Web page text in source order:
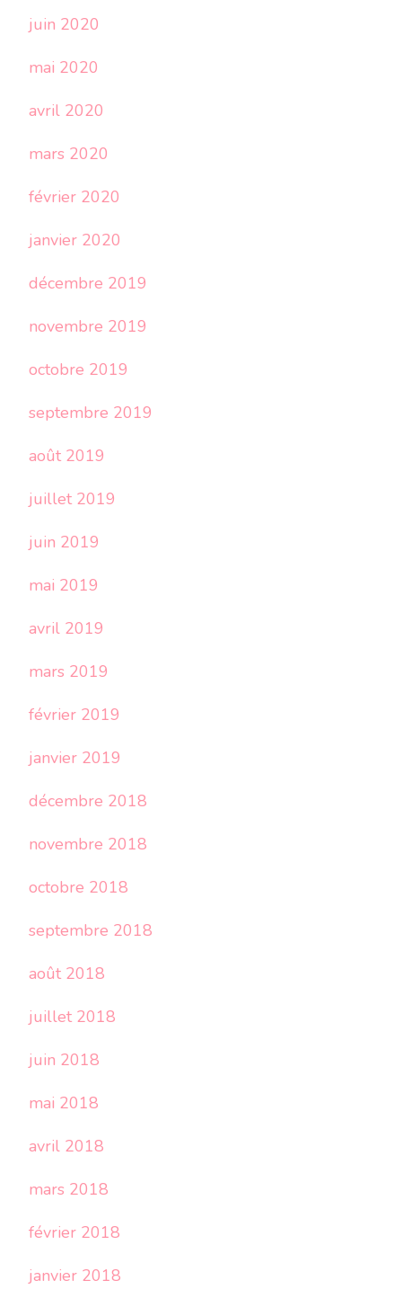
juin 2020
mai 2020
avril 2020
mars 2020
février 2020
janvier 2020
décembre 2019
novembre 2019
octobre 2019
septembre 2019
août 2019
juillet 2019
juin 2019
mai 2019
avril 2019
mars 2019
février 2019
janvier 2019
décembre 2018
novembre 2018
octobre 2018
septembre 2018
août 2018
juillet 2018
juin 2018
mai 2018
avril 2018
mars 2018
février 2018
janvier 2018